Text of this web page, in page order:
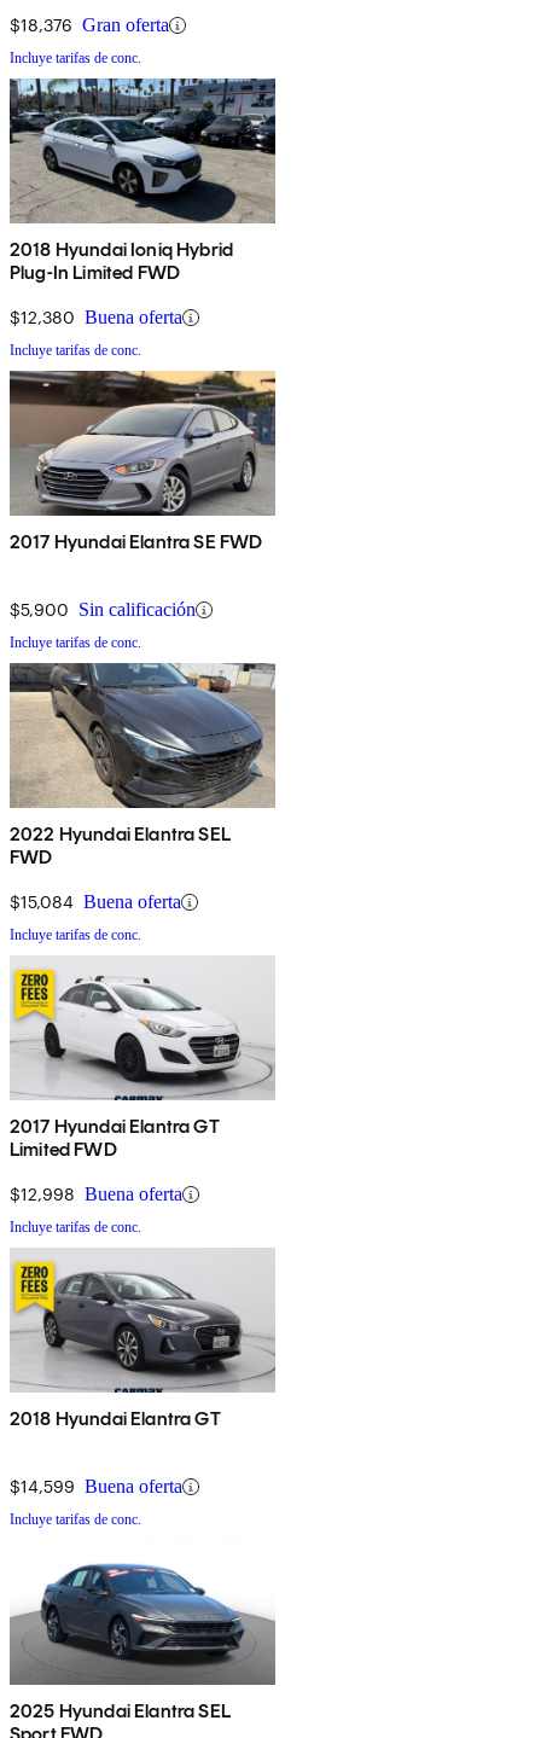
$18,376 Gran oferta
Incluye tarifas de conc.
2018 Hyundai Ioniq Hybrid
Plug-In Limited FWD
$12,380 Buena oferta
Incluye tarifas de conc.
2017 Hyundai Elantra SE FWD
$5,900 Sin calificación
Incluye tarifas de conc.
2022 Hyundai Elantra SEL
FWD
$15,084 Buena oferta
Incluye tarifas de conc.
2017 Hyundai Elantra GT
Limited FWD
$12,998 Buena oferta
Incluye tarifas de conc.
2018 Hyundai Elantra GT
$14,599 Buena oferta
Incluye tarifas de conc.
2025 Hyundai Elantra SEL